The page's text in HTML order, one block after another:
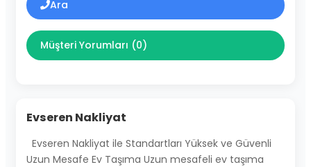
Ara
Müşteri Yorumları (0)
Evseren Nakliyat
Evseren Nakliyat ile Standartları Yüksek ve Güvenli
Uzun Mesafe Ev Taşıma Uzun mesafeli ev taşıma